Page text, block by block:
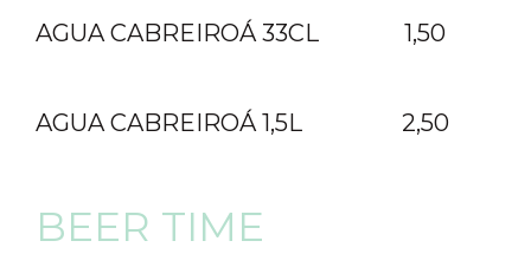
2,50
AGUA CABREIROÁ33CL 1,50
AGUA CABREIROÁ1,5L
BEER TIME